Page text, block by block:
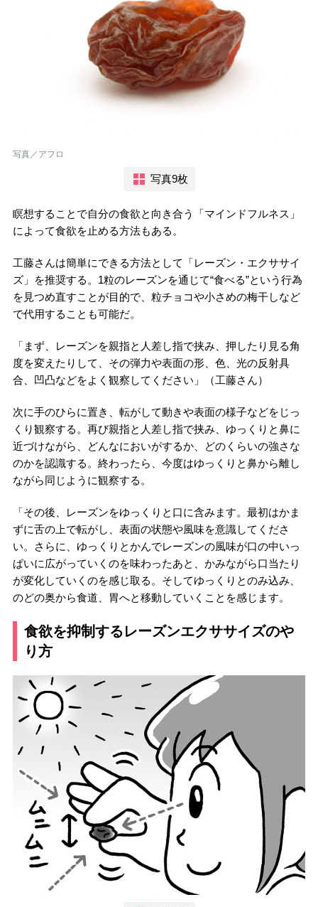
写真／アフロ
写真9枚
瞑想することで自分の食欲と向き合う「マインドフルネス」
によって食欲を止める方法もある。
工藤さんは簡単にできる方法として「レーズン・エクササイ
ズ」を推奨する。1粒のレーズンを通じて“食べる”という行為
を見つめ直すことが目的で、粒チョコや小さめの梅干しなど
で代用することも可能だ。
「まず、レーズンを親指と人差し指で挟み、押したり見る角
度を変えたりして、その弾力や表面の形、色、光の反射具
合、凹凸などをよく観察してください」（工藤さん）
次に手のひらに置き、転がして動きや表面の様子などをじっ
くり観察する。再び親指と人差し指で挟み、ゆっくりと鼻に
近づけながら、どんなにおいがするか、どのくらいの強さな
のかを認識する。終わったら、今度はゆっくりと鼻から離し
ながら同じように観察する。
「その後、レーズンをゆっくりと口に含みます。最初はかま
ずに舌の上で転がし、表面の状態や風味を意識してくださ
い。さらに、ゆっくりとかんでレーズンの風味が口の中いっ
ぱいに広がっていくのを味わったあと、かみながら口当たり
が変化していくのを感じ取る。そしてゆっくりとのみ込み、
のどの奥から食道、胃へと移動していくことを感じます。
食欲を抑制するレーズンエクササイズのや
り方